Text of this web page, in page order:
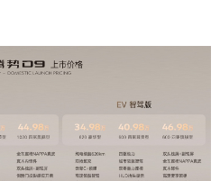
信息化
溯源中国